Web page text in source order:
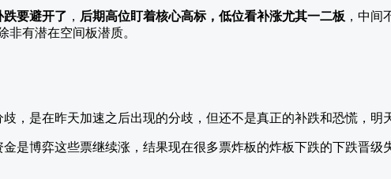
跌要避开了 ， 后期高位盯着核心高标，低位看补涨尤其一二板 ，中间
非有潜在空间板潜质。
，是在昨天加速之后出现的分歧，但还不是真正的补跌和恐慌，明
是博弈这些票继续涨，结果现在很多票炸板的炸板下跌的下跌晋级